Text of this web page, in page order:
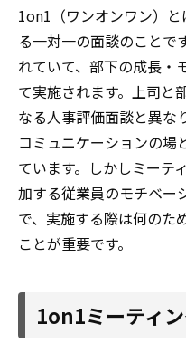
1on1（ワンオンワン）
る一対一の面談のことで
れていて、部下の成長・
て実施されます。上司と
なる人事評価面談と異な
コミュニケーションの場
ています。しかしミーテ
加する従業員のモチベー
で、実施する際は何のた
ことが重要です。
1on1ミーティ